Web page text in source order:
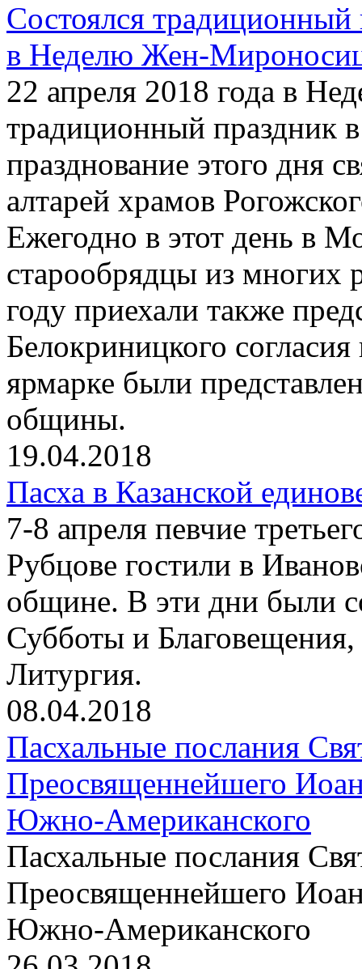
Состоялся традиционный
в Неделю Жен-
22 апреля 2018 года в
традиционный праздник
празднование этого дня
алтарей храмов
Ежегодно в этот день в
старообрядцы из
году приехали также
Белокриницкого
ярмарке были
общины.
19.04.2018
Пасха в Казанской
7-8 апреля певчие
Рубцове гостили в
общине. В эти дни были
Субботы и Благовещения,
Литургия.
08.04.2018
Пасхальные послания
Преосвященнейшего
Южно-Американского
Пасхальные послания
Преосвященнейшего
Южно-Американского